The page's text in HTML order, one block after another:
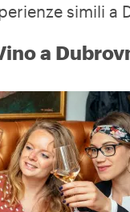
simili a
a